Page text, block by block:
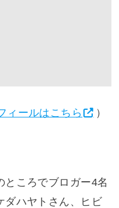
ィールはこちら
）
ところでブロガー4名
ダハヤトさん、ヒビ